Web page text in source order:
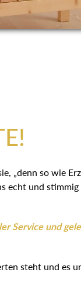
„denn so wie
echt und stimmig
Service und
steht und es